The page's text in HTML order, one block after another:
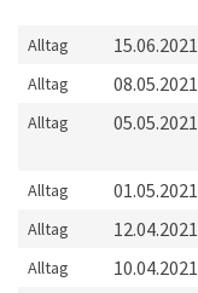
Alltag 15.06.2021
Alltag 08.05.2021
Alltag 05.05.2021
Alltag 01.05.2021
Alltag 12.04.2021
Alltag 10.04.2021